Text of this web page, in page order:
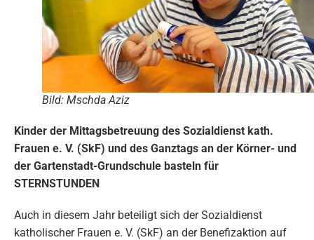
Bild: Mschda Aziz
Kinder der Mittagsbetreuung des Sozialdienst kath.
Frauen e. V. (SkF) und des Ganztags an der Körner- und
der Gartenstadt-Grundschule basteln für
STERNSTUNDEN
Auch in diesem Jahr beteiligt sich der Sozialdienst
katholischer Frauen e. V. (SkF) an der Benefizaktion auf